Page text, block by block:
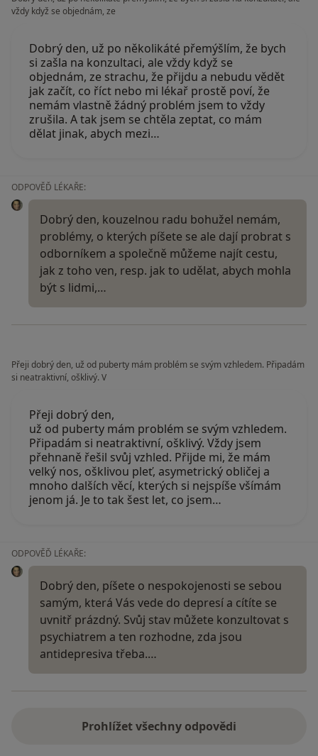
vždy když se objednám, ze
Dobrý den, už po několikáté přemýšlím, že bych
si zašla na konzultaci, ale vždy když se
objednám, ze strachu, že přijdu a nebudu vědět
jak začít, co říct nebo mi lékař prostě poví, že
nemám vlastně žádný problém jsem to vždy
zrušila. A tak jsem se chtěla zeptat, co mám
dělat jinak, abych mezi…
ODPOVĚĎ LÉKAŘE:
Dobrý den, kouzelnou radu bohužel nemám,
problémy, o kterých píšete se ale dají probrat s
odborníkem a společně můžeme najít cestu,
jak z toho ven, resp. jak to udělat, abych mohla
být s lidmi,…
Přeji dobrý den, už od puberty mám problém se svým vzhledem. Připadám
si neatraktivní, ošklivý. V
Přeji dobrý den,
už od puberty mám problém se svým vzhledem.
Připadám si neatraktivní, ošklivý. Vždy jsem
přehnaně řešil svůj vzhled. Přijde mi, že mám
velký nos, ošklivou pleť, asymetrický obličej a
mnoho dalších věcí, kterých si nejspíše všímám
jenom já. Je to tak šest let, co jsem…
ODPOVĚĎ LÉKAŘE:
Dobrý den, píšete o nespokojenosti se sebou
samým, která Vás vede do depresí a cítíte se
uvnitř prázdný. Svůj stav můžete konzultovat s
psychiatrem a ten rozhodne, zda jsou
antidepresiva třeba.…
Prohlížet všechny odpovědi